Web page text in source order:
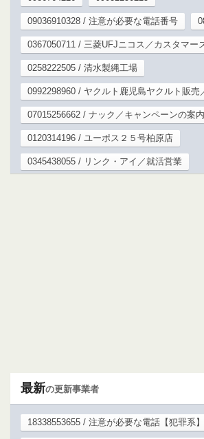
09036910328 / 注意が必要な電話番号
0367050711 / 三菱UFJニコス／カスタマー
0258222505 / 清水製縄工場
0992298960 / ヤクルト鹿児島ヤクルト販売
07015256662 / ナック／キャンペーンの案内
0120314196 / ユーポス２５号柏原店
0345438055 / リンク・アイ／就活営業
最新の更新事業者
18338553655 / 注意が必要な電話【犯罪系】